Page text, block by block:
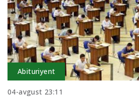
Abituriyent
04-avgust 23:11